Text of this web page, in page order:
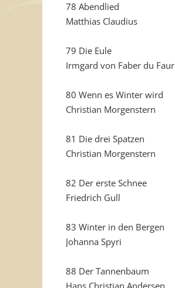
78 Abendlied
Matthias Claudius
79 Die Eule
Irmgard von Faber du Faur
80 Wenn es Winter wird
Christian Morgenstern
81 Die drei Spatzen
Christian Morgenstern
82 Der erste Schnee
Friedrich Gull
83 Winter in den Bergen
Johanna Spyri
88 Der Tannenbaum
Hans Christian Andersen